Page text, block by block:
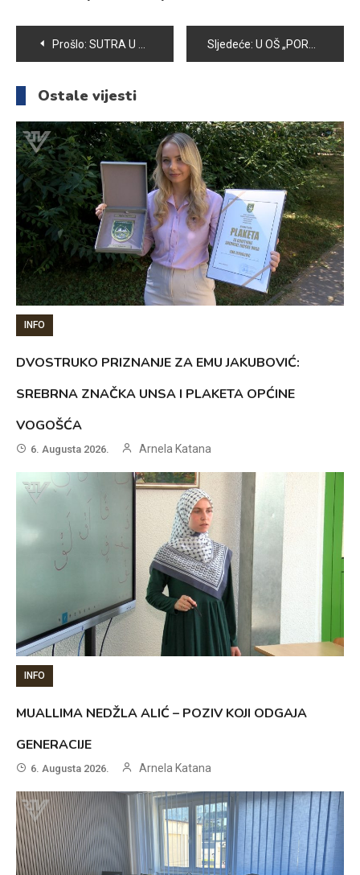
Navigacija
članaka
Prošlo: SUTRA U VOGOŠĆI NOVA RUKOMETNA UZBUĐENJA , RUKOMETAŠI VOGOŠĆE DOČEKUJU PRVOPLASIRANI RK BORAC Sljedeće: U OŠ „PORODICE EF. RAMIĆ“ ODRŽANA EDUKACIJSKA RADIONICA ZA UČITELJE
Ostale vijesti
INFO
DVOSTRUKO PRIZNANJE ZA EMU JAKUBOVIĆ:
SREBRNA ZNAČKA UNSA I PLAKETA OPĆINE
VOGOŠĆA
6. Augusta 2026. Arnela Katana
INFO
MUALLIMA NEDŽLA ALIĆ – POZIV KOJI ODGAJA
GENERACIJE
6. Augusta 2026. Arnela Katana